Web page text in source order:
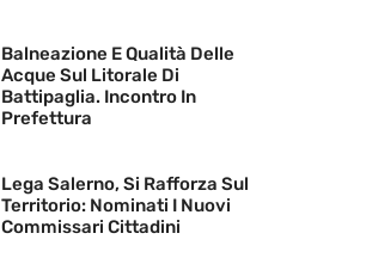
Balneazione E Qualità Delle
Acque Sul Litorale Di
Battipaglia. Incontro In
Prefettura
Lega Salerno, Si Rafforza Sul
Territorio: Nominati I Nuovi
Commissari Cittadini